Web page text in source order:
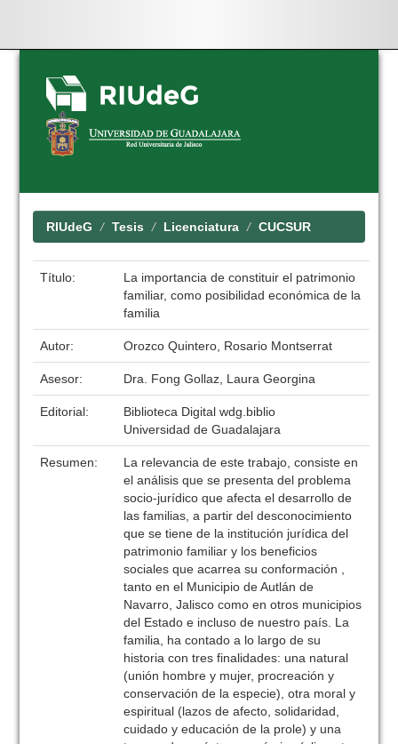
Skip
navigation
RIUdeG Tesis Licenciatura CUCSUR
Título:
La importancia de constituir el patrimonio
familiar, como posibilidad económica de la
familia
Autor: Orozco Quintero, Rosario Montserrat
Asesor: Dra. Fong Gollaz, Laura Georgina
Editorial:
Biblioteca Digital wdg.biblio
Universidad de Guadalajara
Resumen:
La relevancia de este trabajo, consiste en
el análisis que se presenta del problema
socio-jurídico que afecta el desarrollo de
las familias, a partir del desconocimiento
que se tiene de la institución jurídica del
patrimonio familiar y los beneficios
sociales que acarrea su conformación ,
tanto en el Municipio de Autlán de
Navarro, Jalisco como en otros municipios
del Estado e incluso de nuestro país. La
familia, ha contado a lo largo de su
historia con tres finalidades: una natural
(unión hombre y mujer, procreación y
conservación de la especie), otra moral y
espiritual (lazos de afecto, solidaridad,
cuidado y educación de la prole) y una